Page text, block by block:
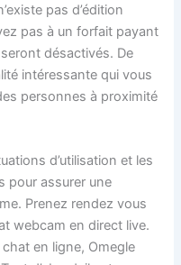
pas d’édition
pas à un forfait payant
désactivés. De
intéressante qui vous
personnes à proximité
d’utilisation et les
pour assurer une
Prenez rendez vous
webcam en direct live.
en ligne, Omegle